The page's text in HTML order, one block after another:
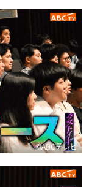
©️ABCテレビ